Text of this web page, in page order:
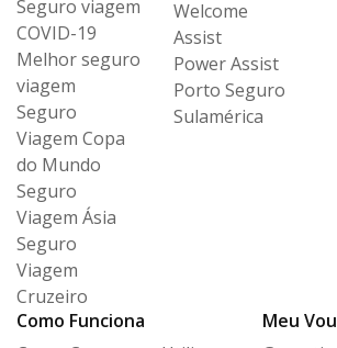
Seguro viagem
COVID-19
Melhor seguro
viagem
Seguro
Viagem Copa
do Mundo
Seguro
Viagem Ásia
Seguro
Viagem
Cruzeiro
Welcome
Assist
Power Assist
Porto Seguro
Sulamérica
Como Funciona
Meu